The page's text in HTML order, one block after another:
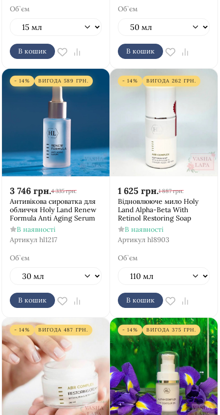
Об`єм
В кошик
Об`єм
В кошик
- 14% ВИГОДА 589 ГРН.
3 746 грн.4 335 грн.
Антивікова сироватка для
обличчя Holy Land Renew
Formula Anti Aging Serum
В наявності
Артикул hl1217
Об`єм
В кошик
- 14% ВИГОДА 262 ГРН.
1 625 грн.1 887 грн.
Відновлююче мило Holy
Land Alpha-Beta With
Retinol Restoring Soap
В наявності
Артикул hl8903
Об`єм
В кошик
- 14% ВИГОДА 487 ГРН. - 14% ВИГОДА 375 ГРН.